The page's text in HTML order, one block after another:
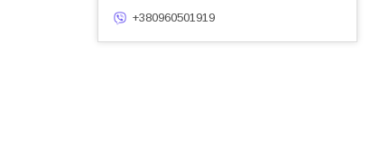
+380960501919